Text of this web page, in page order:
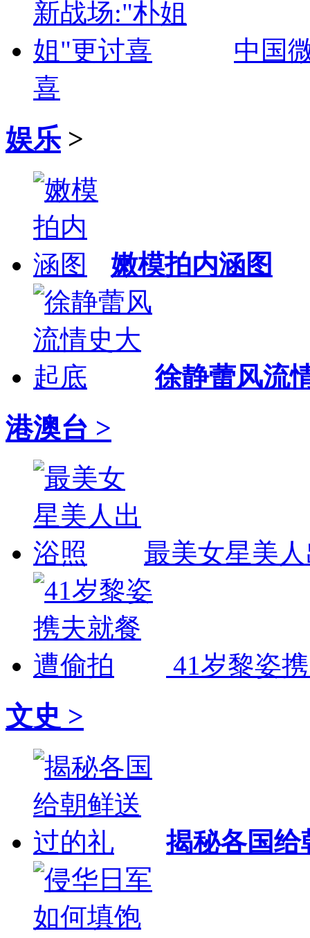
中国
喜
娱乐 >
嫩模拍内涵图
徐静蕾风流
港澳台 >
最美女星美
41岁黎姿
文史 >
揭秘各国给